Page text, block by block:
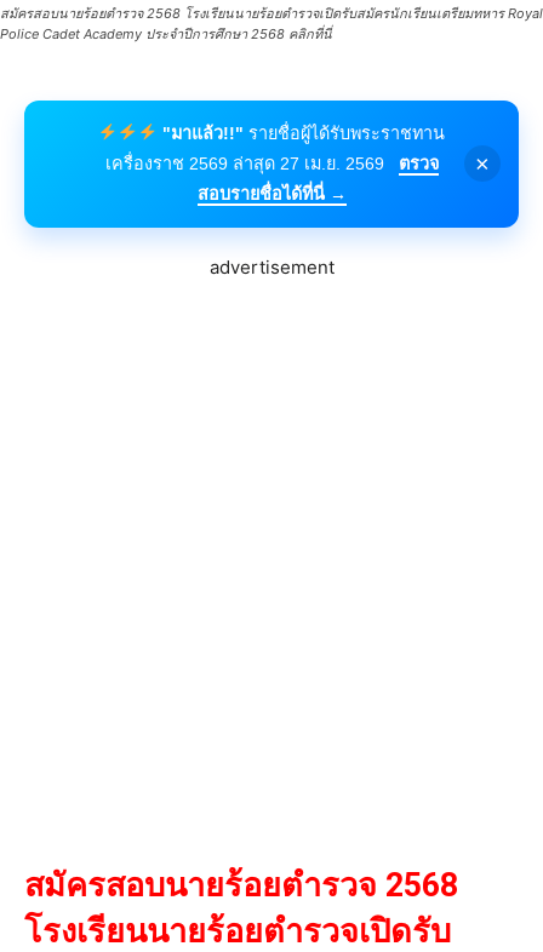
สมัครสอบนายร้อยตำรวจ 2568 โรงเรียนนายร้อยตำรวจเปิดรับสมัครนักเรียนเตรียมทหาร Royal
Police Cadet Academy ประจำปีการศึกษา 2568 คลิกที่นี่
"มาแล้ว!!" รายชื่อผู้ได้รับพระราชทาน
เครื่องราช 2569 ล่าสุด 27 เม.ย. 2569
ตรวจ
สอบรายชื่อได้ที่นี่ →
×
advertisement
สมัครสอบนายร้อยตำรวจ 2568
โรงเรียนนายร้อยตำรวจเปิดรับ